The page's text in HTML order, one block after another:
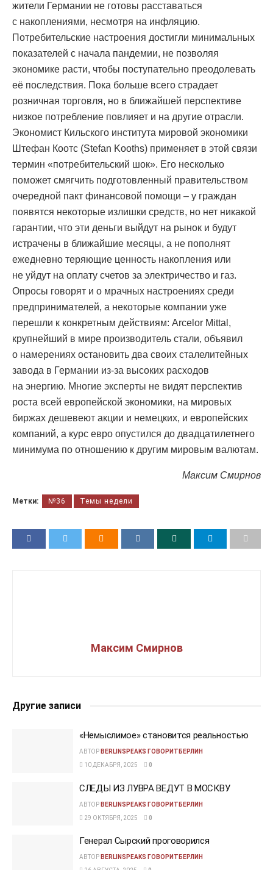
жители Германии не готовы расставаться
с накоплениями, несмотря на инфляцию.
Потребительские настроения достигли минимальных
показателей с начала пандемии, не позволяя
экономике расти, чтобы поступательно преодолевать
её последствия. Пока больше всего страдает
розничная торговля, но в ближайшей перспективе
низкое потребление повлияет и на другие отрасли.
Экономист Кильского института мировой экономики
Штефан Коотс (Stefan Kooths) применяет в этой связи
термин «потребительский шок». Его несколько
поможет смягчить подготовленный правительством
очередной пакт финансовой помощи – у граждан
появятся некоторые излишки средств, но нет никакой
гарантии, что эти деньги выйдут на рынок и будут
истрачены в ближайшие месяцы, а не пополнят
ежедневно теряющие ценность накопления или
не уйдут на оплату счетов за электричество и газ.
Опросы говорят и о мрачных настроениях среди
предпринимателей, а некоторые компании уже
перешли к конкретным действиям: Arcelor Mittal,
крупнейший в мире производитель стали, объявил
о намерениях остановить два своих сталелитейных
завода в Германии из-за высоких расходов
на энергию. Многие эксперты не видят перспектив
роста всей европейской экономики, на мировых
биржах дешевеют акции и немецких, и европейских
компаний, а курс евро опустился до двадцатилетнего
минимума по отношению к другим мировым валютам.
Максим Смирнов
Метки: №36 Темы недели
Максим Смирнов
Другие записи
«Немыслимое» становится реальностью
АВТОР BERLINSPEAKS ГОВОРИТБЕРЛИН
10 ДЕКАБРЯ, 2025
0
СЛЕДЫ ИЗ ЛУВРА ВЕДУТ В МОСКВУ
АВТОР BERLINSPEAKS ГОВОРИТБЕРЛИН
29 ОКТЯБРЯ, 2025
0
Генерал Сырский проговорился
АВТОР BERLINSPEAKS ГОВОРИТБЕРЛИН